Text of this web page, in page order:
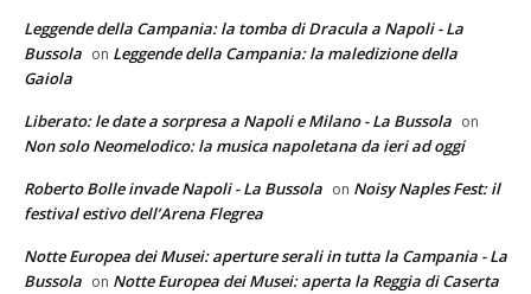
Leggende della Campania: la tomba di Dracula a Napoli - La
Bussola on Leggende della Campania: la maledizione della
Gaiola
Liberato: le date a sorpresa a Napoli e Milano - La Bussola on
Non solo Neomelodico: la musica napoletana da ieri ad oggi
Roberto Bolle invade Napoli - La Bussola on Noisy Naples Fest: il
festival estivo dell’Arena Flegrea
Notte Europea dei Musei: aperture serali in tutta la Campania - La
Bussola on Notte Europea dei Musei: aperta la Reggia di Caserta